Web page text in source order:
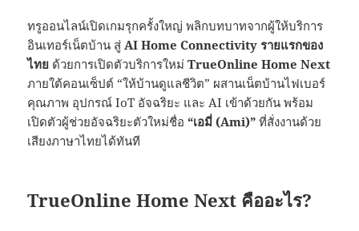
ทรูออนไลน์เปิดเกมรุกครั้งใหญ่ พลิกบทบาทจากผู้ให้บริการ
อินเทอร์เน็ตบ้าน สู่ AI Home Connectivity รายแรกของ
ไทย ด้วยการเปิดตัวบริการใหม่TrueOnline Home Next
ภายใต้คอนเซ็ปต์ “ให้บ้านดูแลชีวิต” ผสานเน็ตบ้านไฟเบอร์
คุณภาพ อุปกรณ์ IoT อัจฉริยะ และ AI เข้าด้วยกัน พร้อม
เปิดตัวผู้ช่วยอัจฉริยะตัวใหม่ชื่อ“เอมี่ (Ami)” ที่สั่งงานด้วย
เสียงภาษาไทยได้ทันที
TrueOnline Home Next คืออะไร?